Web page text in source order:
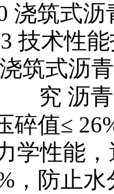
浇筑式
技术性
碎值≤
学性能
，防止